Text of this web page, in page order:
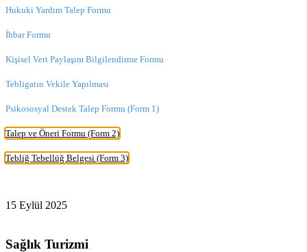
Hukuki Yardım Talep Formu
İhbar Formu
Kişisel Veri Paylaşım Bilgilendirme Formu
Tebligatın Vekile Yapılması
Psikososyal Destek Talep Formu (Form 1)
Talep ve Öneri Formu (Form 2)
Tebliğ Tebellüğ Belgesi (Form 3)
15 Eylül 2025
Sağlık Turizmi